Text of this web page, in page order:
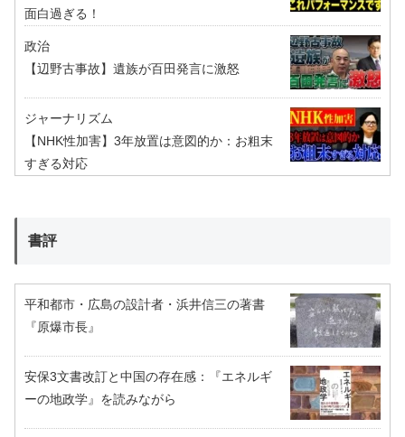
面白過ぎる！
政治
【辺野古事故】遺族が百田発言に激怒
ジャーナリズム
【NHK性加害】3年放置は意図的か：お粗末
すぎる対応
書評
平和都市・広島の設計者・浜井信三の著書
『原爆市長』
安保3文書改訂と中国の存在感：『エネルギ
ーの地政学』を読みながら